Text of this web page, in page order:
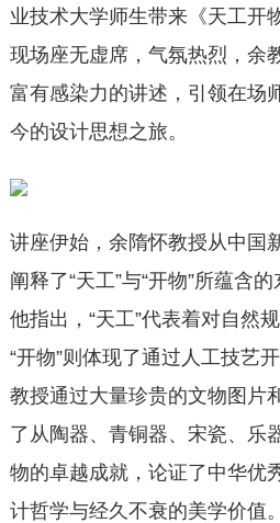
业技术大学师生带来《天工开
现场座无虚席，气氛热烈，余
富有感染力的讲述，引领在场
今的设计思想之旅。
讲座伊始，余隋怀教授从中国
阐释了“天工”与“开物”所蕴含
他指出，“天工”代表着对自然
“开物”则体现了通过人工技艺
教授通过大量珍贵的文物图片
了从陶器、青铜器、宋瓷、乐
物的卓越成就，论证了中华优
计哲学与经久不衰的美学价值。